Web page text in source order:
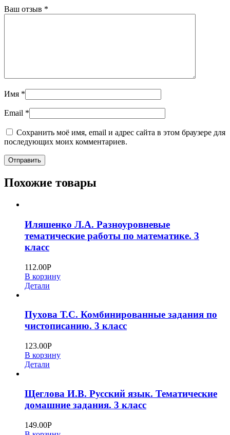
Ваш отзыв *
Имя *
Email *
Сохранить моё имя, email и адрес сайта в этом браузере для
последующих моих комментариев.
Похожие товары
Иляшенко Л.А. Разноуровневые
тематические работы по математике. 3
класс
112.00Р
В корзину
Детали
Пухова Т.С. Комбинированные задания по
чистописанию. 3 класс
123.00Р
В корзину
Детали
Щеглова И.В. Русский язык. Тематические
домашние задания. 3 класс
149.00Р